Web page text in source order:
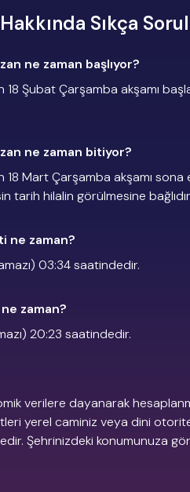
Sıkça
ne zaman başlıyor?
18 Şubat Çarşamba akşamı
ne zaman bitiyor?
18 Mart Çarşamba akşamı sona
tarih hilalin görülmesine
ne zaman?
03:34 saatindedir.
zaman?
20:23 saatindedir.
verilere dayanarak
yerel caminiz veya dini
Şehrinizdeki konumunuza